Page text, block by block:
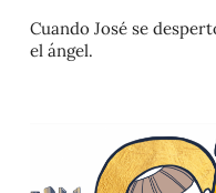
Cuando José se
el ángel.